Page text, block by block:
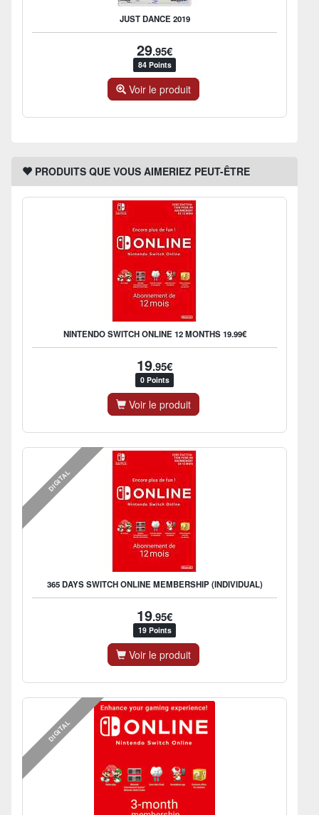
JUST DANCE 2019
29.95€
84 Points
Voir le produit
PRODUITS QUE VOUS AIMERIEZ PEUT-ÊTRE
NINTENDO SWITCH ONLINE 12 MONTHS 19.99€
19.95€
0 Points
Voir le produit
365 DAYS SWITCH ONLINE MEMBERSHIP (INDIVIDUAL)
19.95€
19 Points
Voir le produit
DIGITAL
DIGITAL